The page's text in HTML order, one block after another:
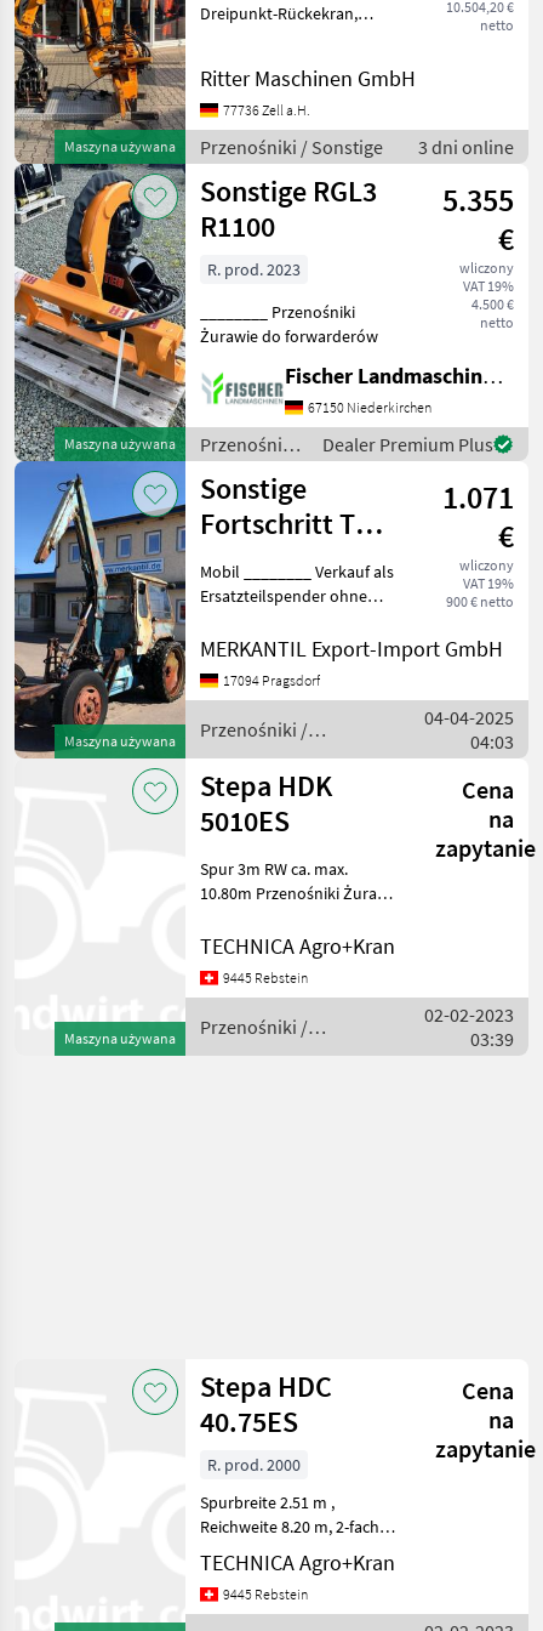
Maszyna używana
10.504,20 €
netto
Dreipunkt-Rückekran,
11/2011 Rotator 45 kN
Holzgreifer B1600
Rückeschild 1, 5 m
Steuerblock mit 1 Joystick
Ritter Maschinen GmbH
77736 Zell a.H.
Przenośniki / Sonstige 3 dni online
Maszyna używana
Sonstige RGL3
R1100
5.355
€
wliczony
VAT 19%
4.500 €
netto
R. prod. 2023
Żurawie do forwarderów
Fischer Landmaschinen GmbH
67150 Niederkirchen
Przenośniki
/ Sonstige
Dealer Premium Plus
Maszyna używana
Sonstige
Fortschritt T
157/2
1.071
€
wliczony
VAT 19%
900 € netto
Mobil ________ Verkauf als
Ersatzteilspender ohne
Przenośniki Żurawie do
MERKANTIL Export-Import GmbH
17094 Pragsdorf
Przenośniki /
Sonstige
04-04-2025
04:03
Maszyna używana
Stepa HDK
5010ES
Cena
na
zapytanie
Spur 3m RW ca. max.
10.80m Przenośniki Żurawie
TECHNICA Agro+Kran
9445 Rebstein
Przenośniki /
Stepa
02-02-2023
03:39
Stepa HDC
40.75ES
Cena
na
zapytanie
R. prod. 2000
Spurbreite 2.51 m ,
Reichweite 8.20 m, 2-fach
Teleskop inkl.
Greiferverbreiterung,
Endlos, Schoppeinrichtung,
TECHNICA Agro+Kran
9445 Rebstein